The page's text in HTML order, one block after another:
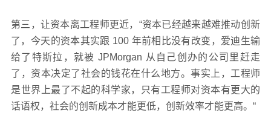
第三，让资本离工程师更近，“资本已经越来越难推动创新
了，今天的资本其实跟 100 年前相比没有改变，爱迪生输
给了特斯拉，就被 JPMorgan 从自己创办的公司里赶走
了，资本决定了社会的钱花在什么地方。事实上，工程师
是世界上最了不起的科学家，只有工程师对资本有更大的
话语权，社会的创新成本才能更低，创新效率才能更高。“